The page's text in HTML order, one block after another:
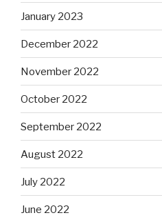
January 2023
December 2022
November 2022
October 2022
September 2022
August 2022
July 2022
June 2022